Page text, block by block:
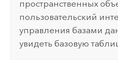
пространственных
пользовательский
управления базами
увидеть базовую